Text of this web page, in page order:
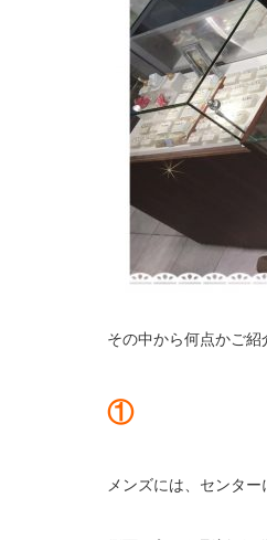
その中から何点かご
①
メンズには、センタ